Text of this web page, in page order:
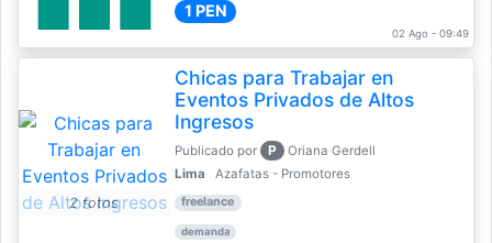
1 PEN
02 Ago - 09:49
2 fotos
Chicas para Trabajar en
Eventos Privados de Altos
Ingresos
Publicado por P
Oriana Gerdell
Lima
Azafatas - Promotores
freelance
demanda